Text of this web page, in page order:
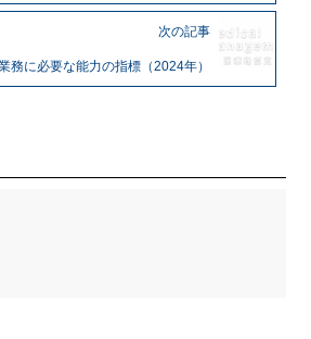
次の記事
務に必要な能力の指標（2024年）